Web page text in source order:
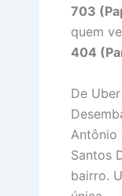
703
quem
404
De
Antônio
Santos
bairro.